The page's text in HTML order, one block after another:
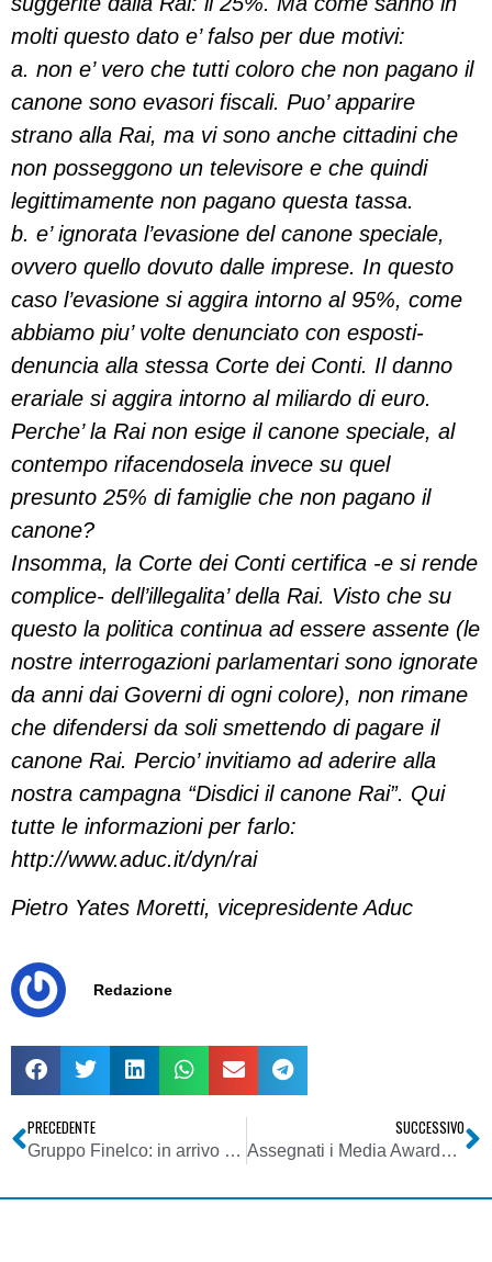
molti questo dato e’ falso per due motivi:
a. non e’ vero che tutti coloro che non pagano il
canone sono evasori fiscali. Puo’ apparire
strano alla Rai, ma vi sono anche cittadini che
non posseggono un televisore e che quindi
legittimamente non pagano questa tassa.
b. e’ ignorata l’evasione del canone speciale,
ovvero quello dovuto dalle imprese. In questo
caso l’evasione si aggira intorno al 95%, come
abbiamo piu’ volte denunciato con esposti-
denuncia alla stessa Corte dei Conti. Il danno
erariale si aggira intorno al miliardo di euro.
Perche’ la Rai non esige il canone speciale, al
contempo rifacendosela invece su quel
presunto 25% di famiglie che non pagano il
canone?
Insomma, la Corte dei Conti certifica -e si rende
complice- dell’illegalita’ della Rai. Visto che su
questo la politica continua ad essere assente (le
nostre interrogazioni parlamentari sono ignorate
da anni dai Governi di ogni colore), non rimane
che difendersi da soli smettendo di pagare il
canone Rai. Percio’ invitiamo ad aderire alla
nostra campagna “Disdici il canone Rai”. Qui
tutte le informazioni per farlo:
http://www.aduc.it/dyn/rai
Pietro Yates Moretti, vicepresidente Aduc
Redazione
PRECEDENTE
Gruppo Finelco: in arrivo due nuove webradio per gli amanti del rock
SUCCESSIVO
Assegnati i Media Awards…senza sorprese